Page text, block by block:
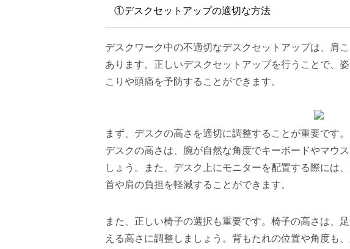
①デスクセットアップの適切な方法
デスクワーク中の不適切なデスクセットアップは、肩
あります。正しいデスクセットアップを行うことで、
こりや頭痛を予防することができます。
まず、デスクの高さを適切に調整することが重要です。
デスクの高さは、腕が自然な角度でキーボードやマウ
しょう。また、デスク上にモニターを配置する際には
首や肩の負担を軽減することができます。
また、正しい椅子の選択も重要です。椅子の高さは、
える高さに調整しましょう。背もたれの位置や角度も